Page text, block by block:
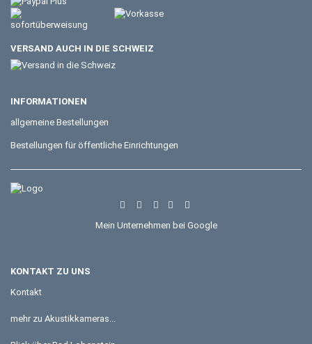
VERSAND AUCH IN DIE SCHWEIZ
INFORMATIONEN
allgemeine Bestellungen
Bestellungen für öffentliche Einrichtungen
Mein Unternehmen bei Google
KONTAKT ZU UNS
Kontakt
mehr zu Akustikkameras...